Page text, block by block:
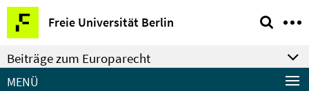
Springe
direkt
zu
Inhalt
Freie Universität Berlin
Service-
Navigation
Beiträge zum Europarecht
MENÜ